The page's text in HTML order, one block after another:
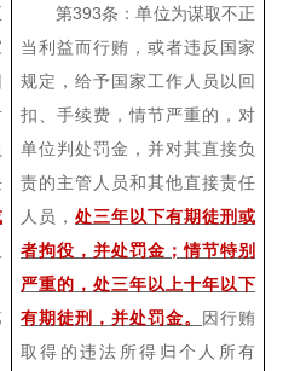
第393条：单位为谋取不正
当利益而行贿，或者违反国家
规定，给予国家工作人员以回
扣、手续费，情节严重的，对
单位判处罚金，并对其直接负
责的主管人员和其他直接责任
人员， 处三年以下有期徒刑或
者拘役，并处罚金；情节特别
严重的，处三年以上十年以下
有期徒刑，并处罚金。
因行贿
取得的违法所得归个人所有